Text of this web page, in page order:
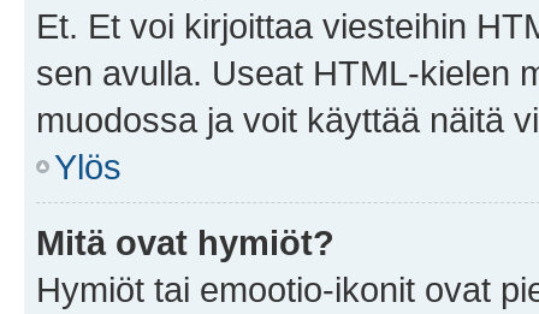
Et. Et voi kirjoittaa viesteihin
sen avulla. Useat HTML-kielen
muodossa ja voit käyttää näitä
Ylös
Mitä ovat hymiöt?
Hymiöt tai emootio-ikonit ovat